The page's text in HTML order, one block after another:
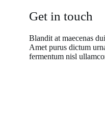
Get in touch
Blandit at maecenas
Amet purus dictum
fermentum nisl